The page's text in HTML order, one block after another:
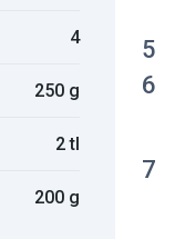
4
250 g
2 tl
200 g
5
6
7